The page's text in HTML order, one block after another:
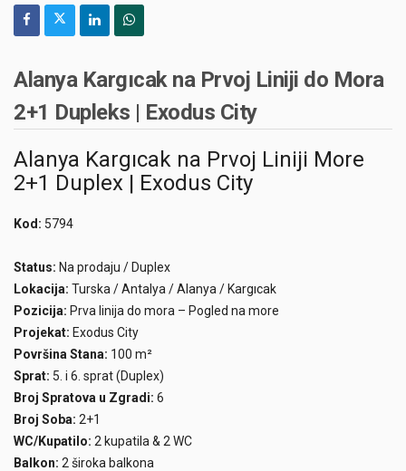
Alanya Kargıcak na Prvoj Liniji do Mora
2+1 Dupleks | Exodus City
Alanya Kargıcak na Prvoj Liniji More
2+1 Duplex | Exodus City
Kod: 5794
Status: Na prodaju / Duplex
Lokacija: Turska / Antalya / Alanya / Kargıcak
Pozicija: Prva linija do mora – Pogled na more
Projekat: Exodus City
Površina Stana: 100 m²
Sprat: 5. i 6. sprat (Duplex)
Broj Spratova u Zgradi: 6
Broj Soba: 2+1
WC/Kupatilo: 2 kupatila & 2 WC
Balkon: 2 široka balkona